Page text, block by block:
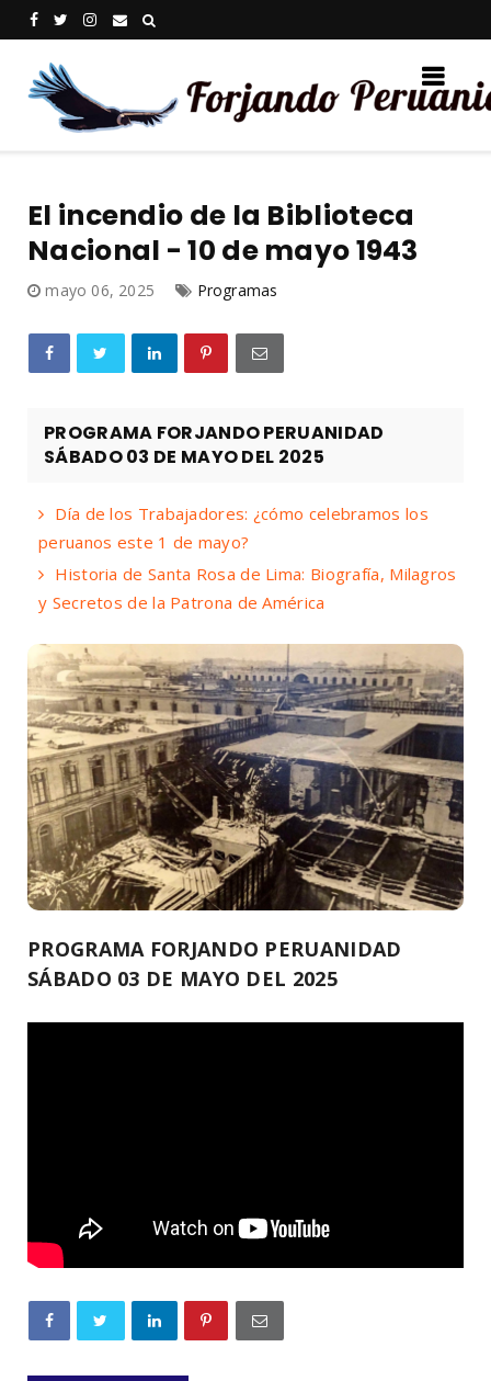
El incendio de la Biblioteca
Nacional - 10 de mayo 1943
mayo 06, 2025 Programas
PROGRAMA FORJANDO PERUANIDAD
SÁBADO 03 DE MAYO DEL 2025
Día de los Trabajadores: ¿cómo celebramos los
peruanos este 1 de mayo?
Historia de Santa Rosa de Lima: Biografía, Milagros
y Secretos de la Patrona de América
PROGRAMA FORJANDO PERUANIDAD
SÁBADO 03 DE MAYO DEL 2025